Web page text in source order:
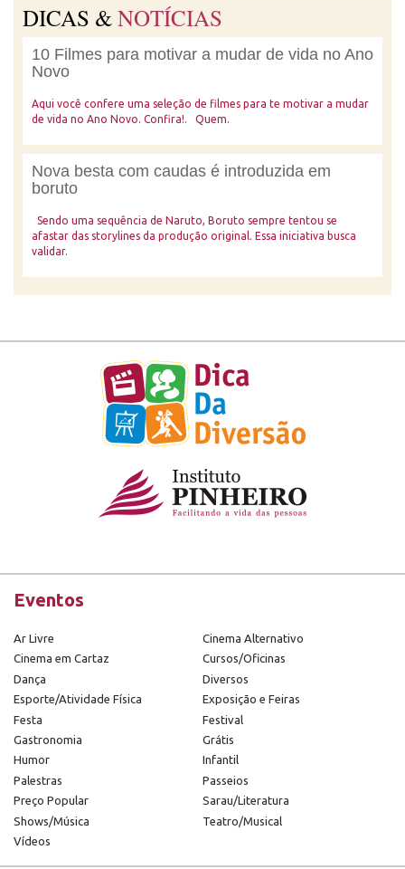
DICAS &NOTÍCIAS
10 Filmes para motivar a mudar de vida no Ano
Novo
Aqui você confere uma seleção de filmes para te motivar a mudar
de vida no Ano Novo. Confira!. Quem.
Nova besta com caudas é introduzida em
boruto
Sendo uma sequência de Naruto, Boruto sempre tentou se
afastar das storylines da produção original. Essa iniciativa busca
validar.
Eventos
Ar Livre
Cinema Alternativo
Cinema em Cartaz
Cursos/Oficinas
Dança
Diversos
Esporte/Atividade Física
Exposição e Feiras
Festa
Festival
Gastronomia
Grátis
Humor
Infantil
Palestras
Passeios
Preço Popular
Sarau/Literatura
Shows/Música
Teatro/Musical
Vídeos